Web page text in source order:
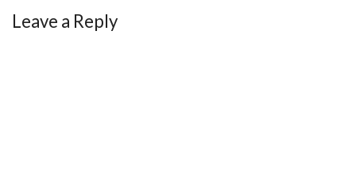
Leave a Reply